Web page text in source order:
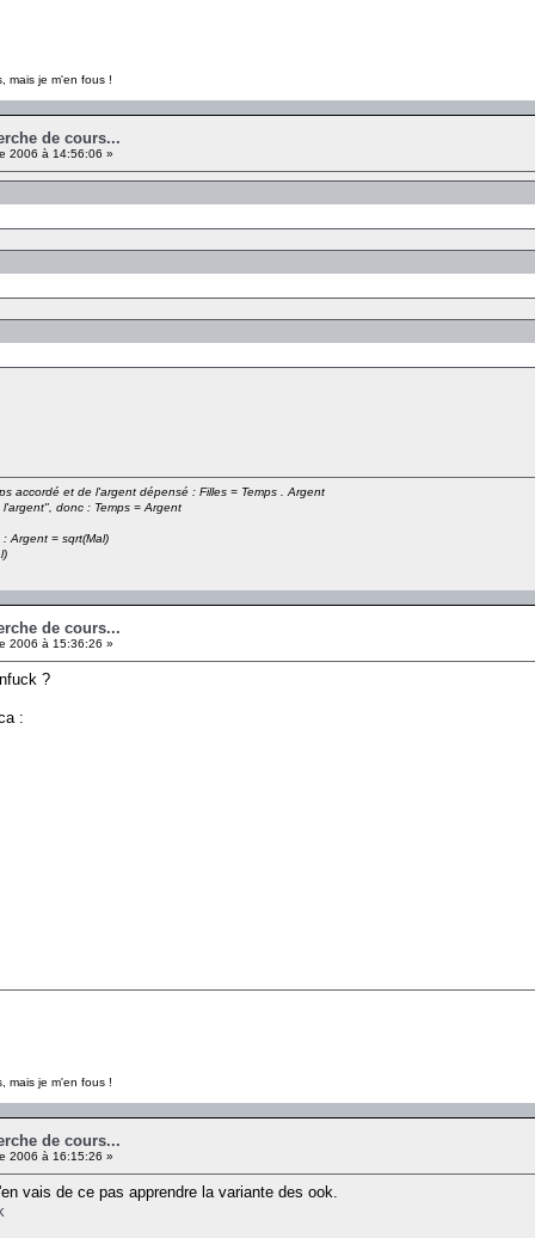
mais je m'en fous !
de cours...
2006 à 14:56:06 »
accordé et de l'argent dépensé : Filles = Temps . Argent
donc : Temps = Argent
Argent = sqrt(Mal)
de cours...
2006 à 15:36:26 »
?
:
mais je m'en fous !
de cours...
2006 à 16:15:26 »
vais de ce pas apprendre la variante des ook.